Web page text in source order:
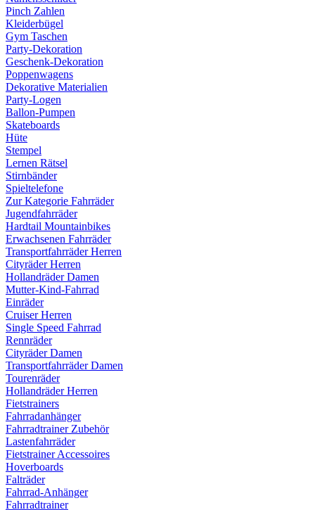
Pinch Zahlen
Kleiderbügel
Gym Taschen
Party-Dekoration
Geschenk-Dekoration
Poppenwagens
Dekorative Materialien
Party-Logen
Ballon-Pumpen
Skateboards
Hüte
Stempel
Lernen Rätsel
Stirnbänder
Spieltelefone
Zur Kategorie Fahrräder
Jugendfahrräder
Hardtail Mountainbikes
Erwachsenen Fahrräder
Transportfahrräder Herren
Cityräder Herren
Hollandräder Damen
Mutter-Kind-Fahrrad
Einräder
Cruiser Herren
Single Speed Fahrrad
Rennräder
Cityräder Damen
Transportfahrräder Damen
Tourenräder
Hollandräder Herren
Fietstrainers
Fahrradanhänger
Fahrradtrainer Zubehör
Lastenfahrräder
Fietstrainer Accessoires
Hoverboards
Falträder
Fahrrad-Anhänger
Fahrradtrainer